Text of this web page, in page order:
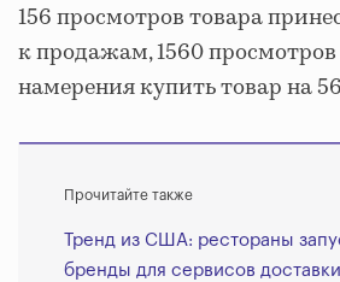
156 просмотров товара
к продажам, 1560
намерения купить товар на
Прочитайте также
Тренд из США: рестораны
бренды для сервисов